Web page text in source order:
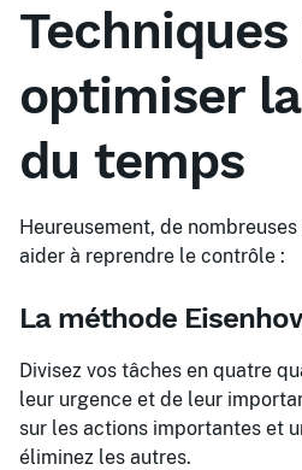
optimiser
du temps
Heureusement, de
aider à reprendre le contrôle :
La méthode
Divisez vos tâches en quatre
leur urgence et de leur
sur les actions importantes et
éliminez les autres.